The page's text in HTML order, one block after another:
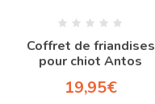
Coffret de friandises
pour chiot Antos
19,95€